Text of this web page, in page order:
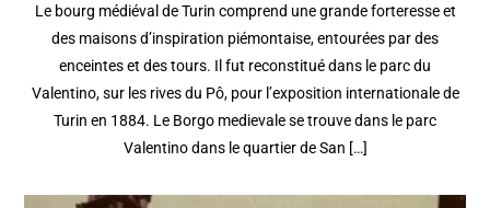
Le bourg médiéval de Turin comprend une grande forteresse et
des maisons d’inspiration piémontaise, entourées par des
enceintes et des tours. Il fut reconstitué dans le parc du
Valentino, sur les rives du Pô, pour l’exposition internationale de
Turin en 1884. Le Borgo medievale se trouve dans le parc
Valentino dans le quartier de San […]